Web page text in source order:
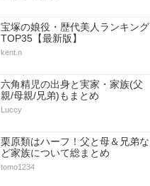
宝塚の娘役・歴代美人ランキング
TOP35【最新版】
kent.n
六角精児の出身と実家・家族(父
親/母親/兄弟)もまとめ
Luccy
栗原類はハーフ！父と母＆兄弟な
ど家族について総まとめ
tomo1234